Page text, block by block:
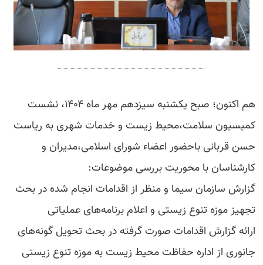
هم اکنون؛ صبح یکشنبه سیزدهم مهر ماه ۱۴۰۴، نشست
کمیسیون سلامت،محیط زیست و خدمات شهری به ریاست
حسن قربانی باحضور اعضاء شورای اسلامی،مدیران و
کارشناسان با محوریت بررسی موضوعات:
گزارش سازمان سیما و منظر از اقدامات انجام شده در بحث
تجهیز موزه تنوع زیستی و اعلام برنامه‌های عملیاتی
ارائه گزارش اقدامات صورت گرفته در بحث تحویل گونه‌های
جانوری از اداره حفاظت محیط زیست به موزه تنوع زیستی